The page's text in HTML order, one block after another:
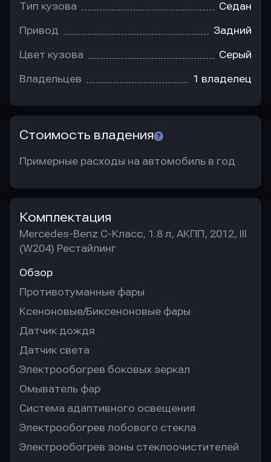
Тип кузова Седан
Привод Задний
Цвет кузова Серый
Владельцев 1 владелец
Стоимость владения
Примерные расходы на автомобиль в год
Комплектация
Mercedes-Benz C-Класс, 1.8 л, АКПП, 2012, III
(W204) Рестайлинг
Обзор
Противотуманные фары
Ксеноновые/Биксеноновые фары
Датчик дождя
Датчик света
Электрообогрев боковых зеркал
Омыватель фар
Система адаптивного освещения
Электрообогрев лобового стекла
Электрообогрев зоны стеклоочистителей